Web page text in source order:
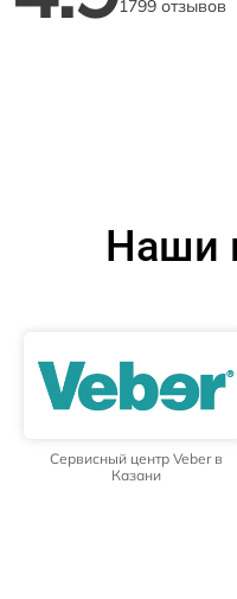
1799 отзывов
Наши
Сервисный центр Veber в
Казани